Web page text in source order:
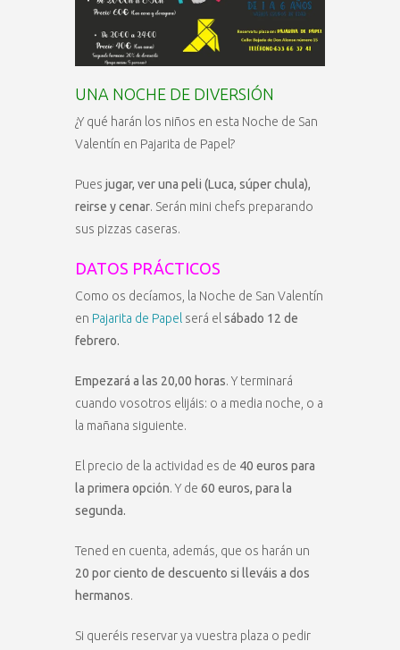
UNA NOCHE DE DIVERSIÓN
¿Y qué harán los niños en esta Noche de San
Valentín en Pajarita de Papel?
Pues jugar, ver una peli (Luca, súper chula),
reirse y cenar. Serán mini chefs preparando
sus pizzas caseras.
DATOS PRÁCTICOS
Como os decíamos, la Noche de San Valentín
en Pajarita de Papel será el sábado 12 de
febrero.
Empezará a las 20,00 horas. Y terminará
cuando vosotros elijáis: o a media noche, o a
la mañana siguiente.
El precio de la actividad es de 40 euros para
la primera opción. Y de 60 euros, para la
segunda.
Tened en cuenta, además, que os harán un
20 por ciento de descuento si lleváis a dos
hermanos.
Si queréis reservar ya vuestra plaza o pedir